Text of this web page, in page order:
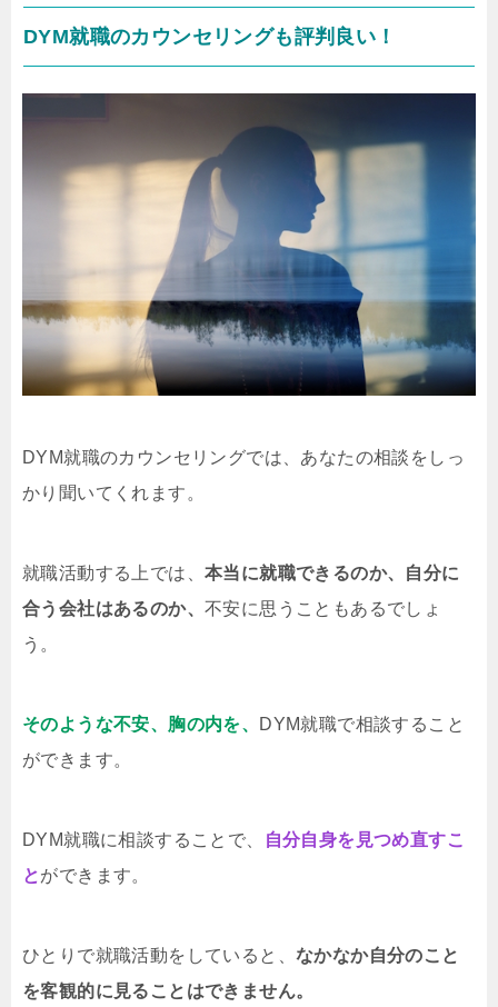
DYM就職のカウンセリングも評判良い！
DYM就職のカウンセリングでは、あなたの相談をしっ
かり聞いてくれます。
就職活動する上では、 本当に就職できるのか、自分に
合う会社はあるのか、 不安に思うこともあるでしょ
う。
そのような不安、胸の内を、
DYM就職で相談すること
ができます。
DYM就職に相談することで、
自分自身を見つめ直すこ
とができます。
ひとりで就職活動をしていると、 なかなか自分のこと
を客観的に見ることはできません。